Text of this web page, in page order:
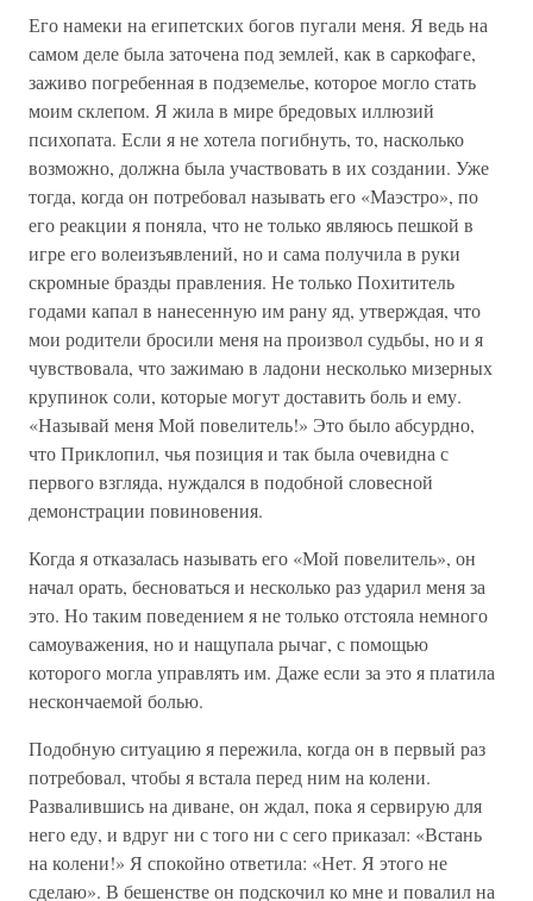
Его намеки на египетских богов пугали меня. Я ведь на
самом деле была заточена под землей, как в саркофаге,
заживо погребенная в подземелье, которое могло стать
моим склепом. Я жила в мире бредовых иллюзий
психопата. Если я не хотела погибнуть, то, насколько
возможно, должна была участвовать в их создании. Уже
тогда, когда он потребовал называть его «Маэстро», по
его реакции я поняла, что не только являюсь пешкой в
игре его волеизъявлений, но и сама получила в руки
скромные бразды правления. Не только Похититель
годами капал в нанесенную им рану яд, утверждая, что
мои родители бросили меня на произвол судьбы, но и я
чувствовала, что зажимаю в ладони несколько мизерных
крупинок соли, которые могут доставить боль и ему.
«Называй меня Мой повелитель!» Это было абсурдно,
что Приклопил, чья позиция и так была очевидна с
первого взгляда, нуждался в подобной словесной
демонстрации повиновения.
Когда я отказалась называть его «Мой повелитель», он
начал орать, бесноваться и несколько раз ударил меня за
это. Но таким поведением я не только отстояла немного
самоуважения, но и нащупала рычаг, с помощью
которого могла управлять им. Даже если за это я платила
нескончаемой болью.
Подобную ситуацию я пережила, когда он в первый раз
потребовал, чтобы я встала перед ним на колени.
Развалившись на диване, он ждал, пока я сервирую для
него еду, и вдруг ни с того ни с сего приказал: «Встань
на колени!» Я спокойно ответила: «Нет. Я этого не
сделаю». В бешенстве он подскочил ко мне и повалил на